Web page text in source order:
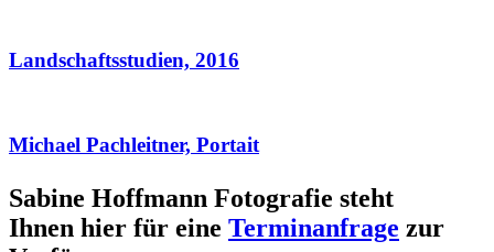
Landschaftsstudien, 2016
Michael Pachleitner, Portait
Sabine Hoffmann Fotografie steht
Ihnen hier für eine Terminanfrage zur